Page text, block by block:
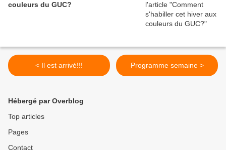
couleurs du GUC?
< Il est arrivé!!! Programme semaine >
Hébergé par Overblog
Top articles
Pages
Contact